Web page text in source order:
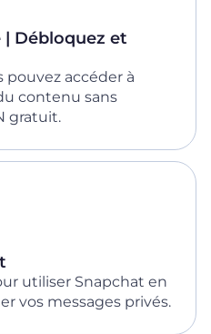
| Débloquez et
pouvez accéder à
contenu sans
gratuit.
utiliser Snapchat en
vos messages privés.